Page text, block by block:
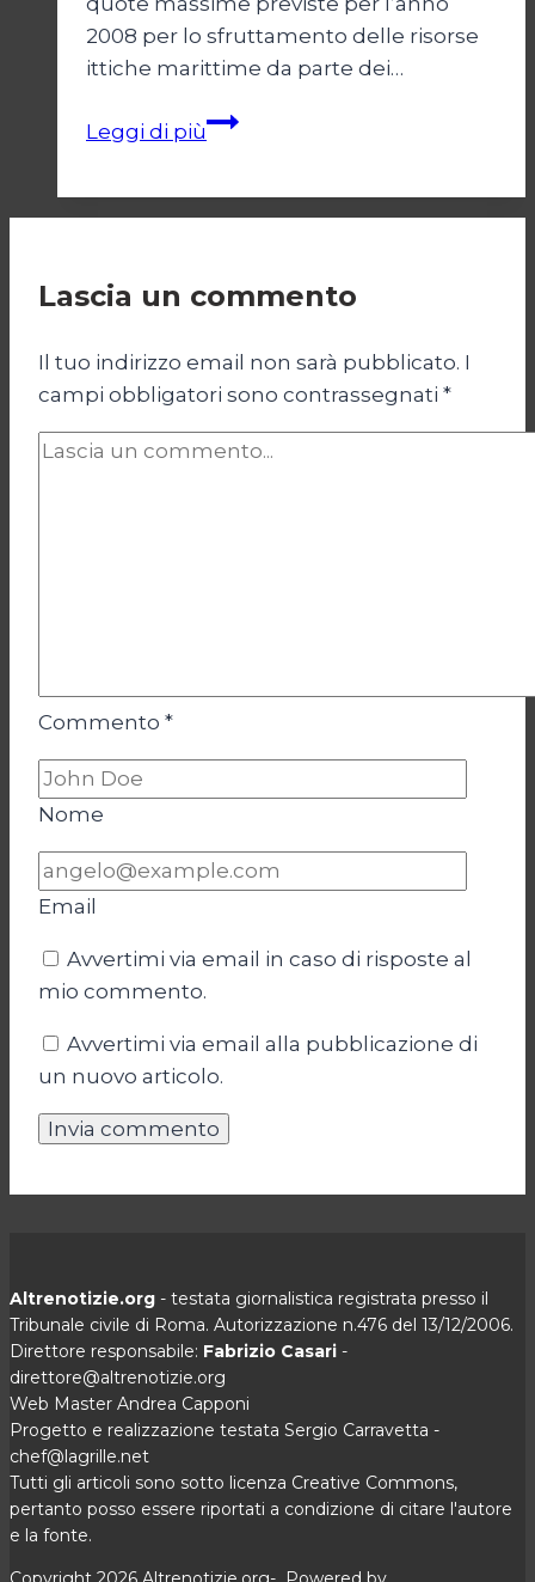
2008 per lo sfruttamento delle risorse
ittiche marittime da parte dei…
Leggi di piùA
FUTURO
Lascia un commento
Il tuo indirizzo email non sarà pubblicato. I
campi obbligatori sono contrassegnati *
Commento *
Nome
Email
Avvertimi via email in caso di risposte al
mio commento.
Avvertimi via email alla pubblicazione di
un nuovo articolo.
Altrenotizie.org - testata giornalistica registrata presso il
Tribunale civile di Roma. Autorizzazione n.476 del 13/12/2006.
Direttore responsabile: Fabrizio Casari -
direttore@altrenotizie.org
Web Master Andrea Capponi
Progetto e realizzazione testata Sergio Carravetta -
chef@lagrille.net
Tutti gli articoli sono sotto licenza Creative Commons,
pertanto posso essere riportati a condizione di citare l'autore
e la fonte.